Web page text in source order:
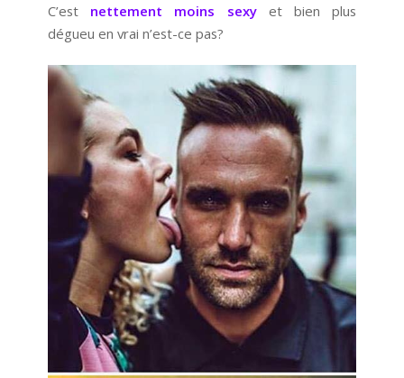
C’est nettement moins sexyet bien plus
dégueu en vrai n’est-ce pas?